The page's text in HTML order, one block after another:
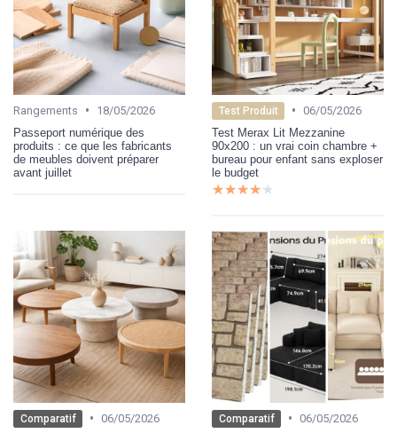
Rangements •
18/05/2026
Passeport numérique des
produits : ce que les fabricants
de meubles doivent préparer
avant juillet
Test Produit • 06/05/2026
Test Merax Lit Mezzanine
90x200 : un vrai coin chambre +
bureau pour enfant sans exploser
le budget
★★★★★
★★★★★
Comparatif • 06/05/2026
Comparatif • 06/05/2026